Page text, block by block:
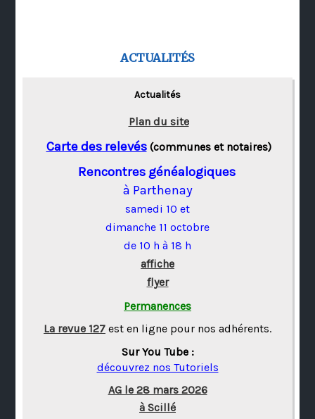
ACTUALITÉS
Actualités
Plan du site
Carte des relevés(communes et notaires)
Rencontres généalogiques
à Parthenay
samedi 10 et
dimanche 11 octobre
de 10 h à 18 h
affiche
flyer
Permanences
La revue 127 est en ligne pour nos adhérents.
Sur You Tube :
découvrez nos Tutoriels
AG le 28 mars 2026
à Scillé